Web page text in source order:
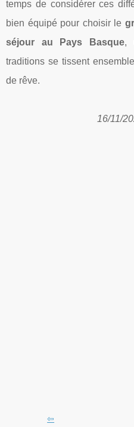
temps de considérer ces
bien équipé pour choisir le
séjour au Pays Basque,
traditions se tissent
de rêve.
16/11/